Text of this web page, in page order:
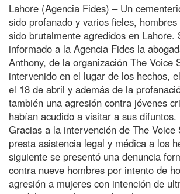
Lahore (Agencia Fides) – Un
sido profanado y varios fieles,
sido brutalmente agredidos en Lahore.
informado a la Agencia Fides la
Anthony, de la organización The Voice
intervenido en el lugar de los hechos,
el 18 de abril y además de la
también una agresión contra jóvenes
habían acudido a visitar a sus difuntos.
Gracias a la intervención de The Voice
presta asistencia legal y médica a los
siguiente se presentó una denuncia
contra nueve hombres por intento de
agresión a mujeres con intención de